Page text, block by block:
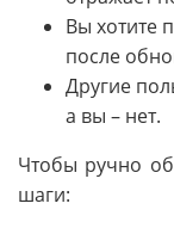
Вы хотите
после
Другие
а вы – нет.
Чтобы ручно
шаги: